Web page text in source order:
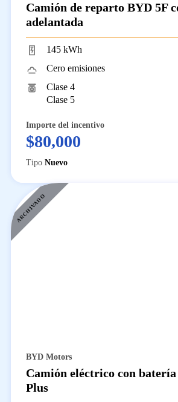
Camión de reparto BYD 5F
adelantada
145 kWh
Cero emisiones
Clase 4
Clase 5
Importe del incentivo
$80,000
Tipo Nuevo
ARCHIVADO
BYD Motors
Camión eléctrico con
Plus